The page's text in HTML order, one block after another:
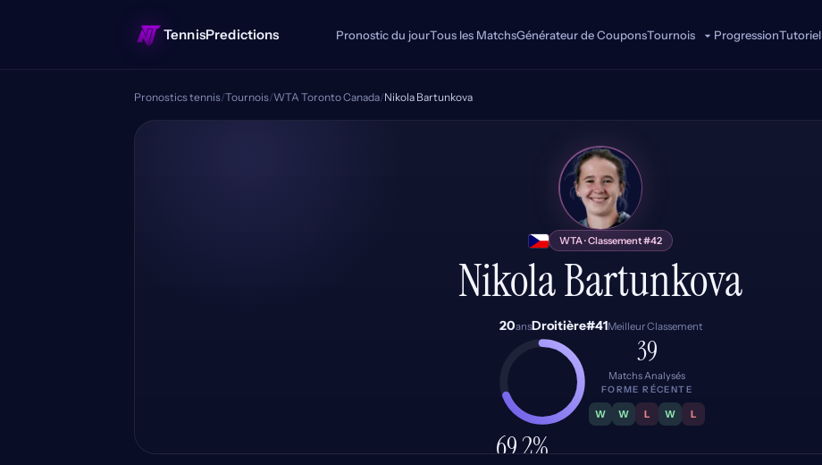
TennisPredictions Pronostic du jourTous les MatchsGénérateur de CouponsTournois ProgressionTutoriel
Pronostics tennis/Tournois/WTA Toronto Canada/Nikola Bartunkova
NB
WTA · Classement #42
Nikola Bartunkova
20ansDroitière#41Meilleur Classement
69.2%
39
Matchs Analysés
FORME RÉCENTE
W W L W L